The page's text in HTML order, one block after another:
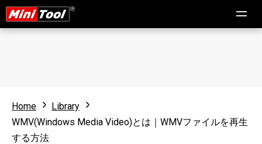
Home
Library
WMV(Windows Media Video)とは｜WMVファイルを再生
する方法